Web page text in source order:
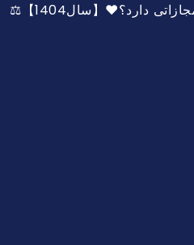
دارد؟❤️【سال1404】⚖️